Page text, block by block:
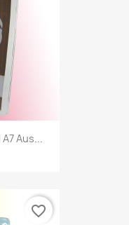
Aus...
favorite_border